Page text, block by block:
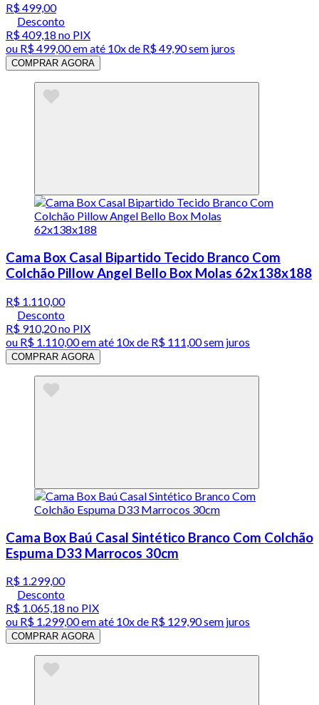
R$ 499,00
Desconto
R$ 409,18 no PIX
ou R$ 499,00em até 10x de R$ 49,90 sem juros
COMPRAR AGORA
Cama Box Casal Bipartido Tecido Branco Com
Colchão Pillow Angel Bello Box Molas 62x138x188
R$ 1.110,00
Desconto
R$ 910,20no PIX
ou R$ 1.110,00em até 10x de R$ 111,00 sem juros
COMPRAR AGORA
Cama Box Baú Casal Sintético Branco Com Colchão
Espuma D33 Marrocos 30cm
R$ 1.299,00
Desconto
R$ 1.065,18 no PIX
ou R$ 1.299,00em até 10x de R$ 129,90 sem juros
COMPRAR AGORA